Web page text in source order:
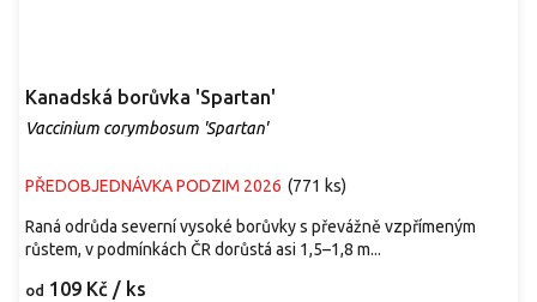
Kanadská borůvka 'Spartan'
Vaccinium corymbosum 'Spartan'
PŘEDOBJEDNÁVKA PODZIM 2026 (771 ks)
od 109 Kč / ks
Raná odrůda severní vysoké borůvky s převážně vzpřímeným
růstem, v podmínkách ČR dorůstá asi 1,5–1,8 m...